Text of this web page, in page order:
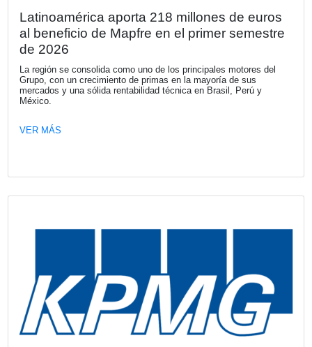
Fecha publicación: 30-07-2026
Latinoamérica aporta 218 millones de